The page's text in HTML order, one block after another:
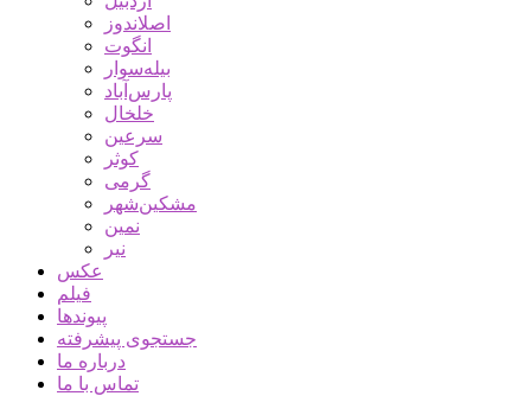
اصلاندوز
انگوت
بیله‌سوار
پارس‌آباد
خلخال
سرعین
کوثر
گرمی
مشکین‌شهر
نمین
نیر
عکس
فیلم
پیوندها
جستجوی پیشرفته
درباره ما
تماس با ما